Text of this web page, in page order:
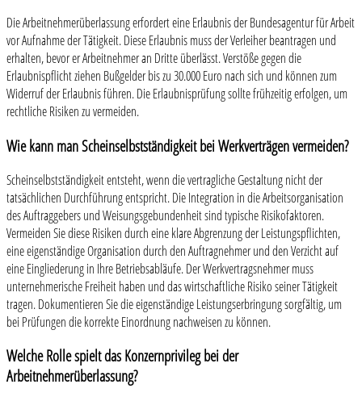
Die Arbeitnehmerüberlassung erfordert eine Erlaubnis der Bundesagentur für Arbeit
vor Aufnahme der Tätigkeit. Diese Erlaubnis muss der Verleiher beantragen und
erhalten, bevor er Arbeitnehmer an Dritte überlässt. Verstöße gegen die
Erlaubnispflicht ziehen Bußgelder bis zu 30.000 Euro nach sich und können zum
Widerruf der Erlaubnis führen. Die Erlaubnisprüfung sollte frühzeitig erfolgen, um
rechtliche Risiken zu vermeiden.
Wie kann man Scheinselbstständigkeit bei Werkverträgen vermeiden?
Scheinselbstständigkeit entsteht, wenn die vertragliche Gestaltung nicht der
tatsächlichen Durchführung entspricht. Die Integration in die Arbeitsorganisation
des Auftraggebers und Weisungsgebundenheit sind typische Risikofaktoren.
Vermeiden Sie diese Risiken durch eine klare Abgrenzung der Leistungspflichten,
eine eigenständige Organisation durch den Auftragnehmer und den Verzicht auf
eine Eingliederung in Ihre Betriebsabläufe. Der Werkvertragsnehmer muss
unternehmerische Freiheit haben und das wirtschaftliche Risiko seiner Tätigkeit
tragen. Dokumentieren Sie die eigenständige Leistungserbringung sorgfältig, um
bei Prüfungen die korrekte Einordnung nachweisen zu können.
Welche Rolle spielt das Konzernprivileg bei der
Arbeitnehmerüberlassung?